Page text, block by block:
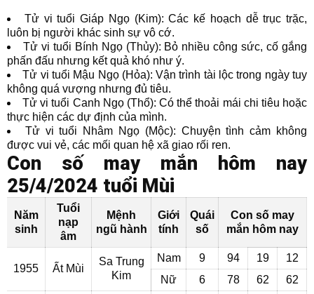
Tử vi tuổi Giáp Ngọ (Kim): Các kế hoạch dễ trục trặc,
luôn bị người khác sinh sự vô cớ.
Tử vi tuổi Bính Ngọ (Thủy): Bỏ nhiều công sức, cố gắng
phấn đấu nhưng kết quả khó như ý.
Tử vi tuổi Mậu Ngọ (Hỏa): Vận trình tài lộc trong ngày tuy
không quá vượng nhưng đủ tiêu.
Tử vi tuổi Canh Ngọ (Thổ): Có thể thoải mái chi tiêu hoặc
thực hiện các dự định của mình.
Tử vi tuổi Nhâm Ngọ (Mộc): Chuyện tình cảm không
được vui vẻ, các mối quan hệ xã giao rối ren.
Con số may mắn hôm nay
25/4/2024 tuổi Mùi
Năm
sinh
Tuổi
nạp
âm
Mệnh
ngũ hành
Giới
tính
Quái
số
Con số may
mắn hôm nay
1955 Ất Mùi
Sa Trung
Kim
Nam 9 94 19
12
Nữ
6 78 62 62